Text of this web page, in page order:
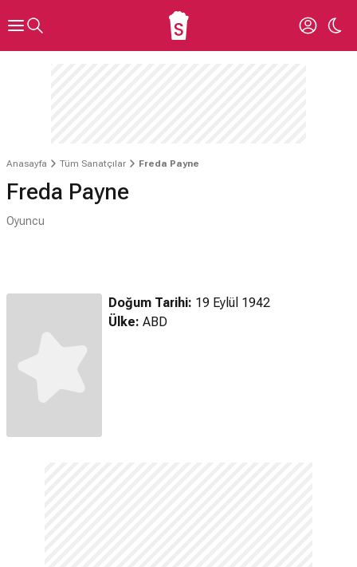
Anasayfa Tüm Sanatçılar Freda Payne
Freda Payne
Oyuncu
Doğum Tarihi: 19 Eylül 1942
Ülke: ABD